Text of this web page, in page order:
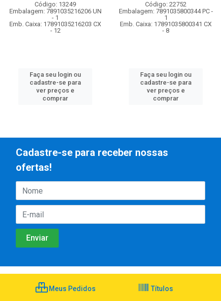
Código: 13249
Embalagem: 7891035216206 UN
- 1
Emb. Caixa: 17891035216203 CX
- 12
Faça seu login ou
cadastre-se para
ver preços e
comprar
Código: 22752
Embalagem: 7891035800344 PC -
1
Emb. Caixa: 17891035800341 CX
- 8
Faça seu login ou
cadastre-se para
ver preços e
comprar
Cadastre-se para receber nossas
ofertas!
Meus Pedidos Títulos